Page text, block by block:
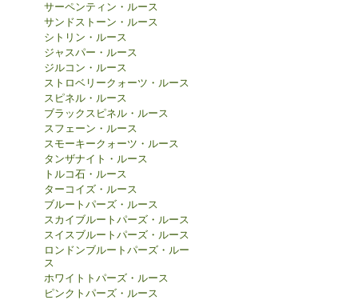
サーペンティン・ルース
サンドストーン・ルース
シトリン・ルース
ジャスパー・ルース
ジルコン・ルース
ストロベリークォーツ・ルース
スピネル・ルース
ブラックスピネル・ルース
スフェーン・ルース
スモーキークォーツ・ルース
タンザナイト・ルース
トルコ石・ルース
ターコイズ・ルース
ブルートパーズ・ルース
スカイブルートパーズ・ルース
スイスブルートパーズ・ルース
ロンドンブルートパーズ・ルー
ス
ホワイトトパーズ・ルース
ピンクトパーズ・ルース